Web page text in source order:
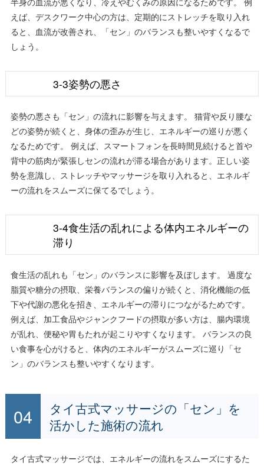
えば、デスクワーク中心の方は、定期的にストレッチを取り入れ
ると、血流が改善され、「セン」のバランスも整いやすくなるで
しょう。
3-3姿勢の悪さ
姿勢の悪さも「セン」の流れに影響を与えます。 猫背や反り腰な
どの姿勢が続くと、身体の歪みが生じ、エネルギーの巡りが悪く
なるためです。 例えば、スマートフォンを長時間見続けると首や
背中の筋肉が緊張しセンの流れが滞る場合があります。正しい姿
勢を意識し、ストレッチやマッサージを取り入れると、エネルギ
ーの流れをスムーズに保てるでしょう。
3-4食生活の乱れによる体内エネルギーの
滞り
食生活の乱れも「セン」のバランスに影響を及ぼします。 過度な
脂質や糖分の摂取、栄養バランスの偏りが続くと、消化機能の低
下や代謝の悪化を招き、エネルギーの滞りにつながるためです。
例えば、加工食品やジャンクフードの摂取が多い方は、腸内環境
が乱れ、便秘や胃もたれが起こりやすくなります。 バランスの良
い食事を心がけると、体内のエネルギーがスムーズに巡り「セ
ン」のバランスも整いやすくなります。
タイ古式マッサージの「セン」を
活かした施術の流れ
タイ古式マッサージでは、エネルギーの流れをスムーズにするた